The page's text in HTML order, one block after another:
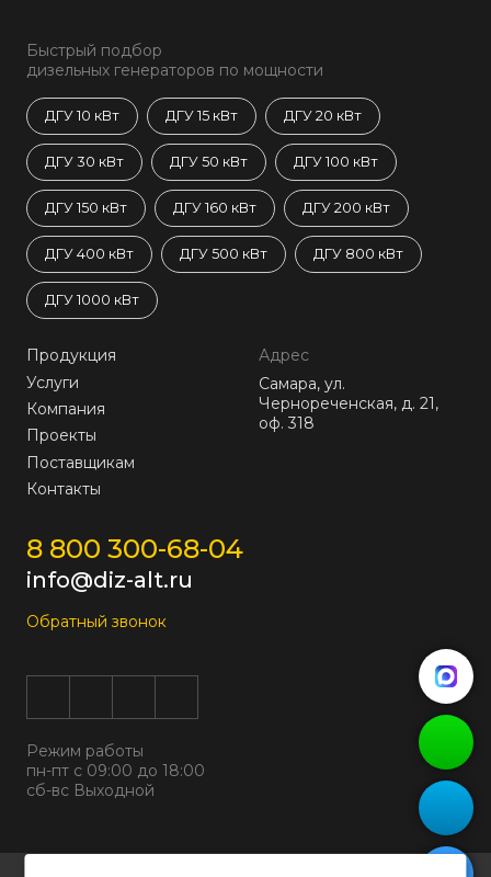
Быстрый подбор
дизельных генераторов по мощности
ДГУ 10 кВт ДГУ 15 кВт ДГУ 20 кВт
ДГУ 30 кВт ДГУ 50 кВт ДГУ 100 кВт
ДГУ 150 кВт ДГУ 160 кВт ДГУ 200 кВт
ДГУ 400 кВт ДГУ 500 кВт ДГУ 800 кВт
ДГУ 1000 кВт
Продукция
Услуги
Компания
Проекты
Поставщикам
Контакты
Адрес
Самара, ул.
Чернореченская, д. 21,
оф. 318
8 800 300-68-04
info@diz-alt.ru
Обратный звонок
Режим работы
пн-пт с 09:00 до 18:00
сб-вс Выходной